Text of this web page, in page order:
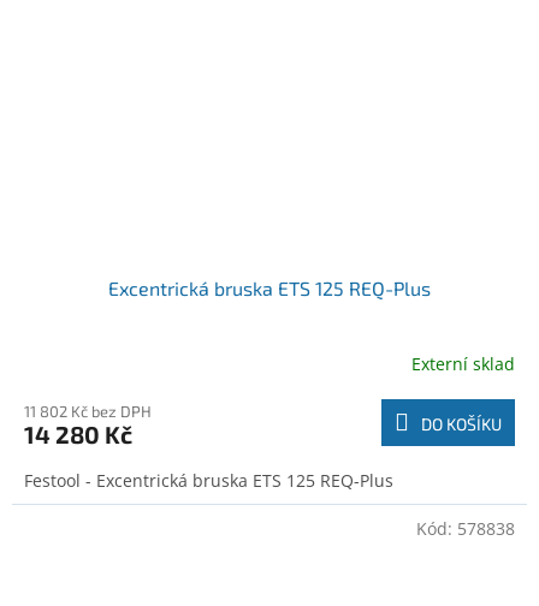
Excentrická bruska ETS 125 REQ-Plus
Externí sklad
11 802 Kč bez DPH
14 280 Kč DO KOŠÍKU
Festool - Excentrická bruska ETS 125 REQ-Plus
Kód: 578838